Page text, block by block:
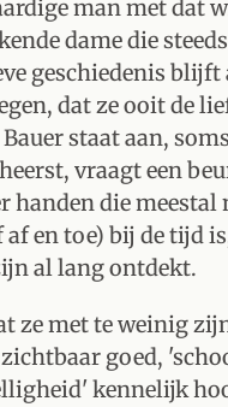
man met dat
dame die
geschiedenis
dat ze ooit de
staat aan,
vraagt een
handen die
en toe) bij de tijd
al lang ontdekt.
ze met te weinig
goed,
kennelijk